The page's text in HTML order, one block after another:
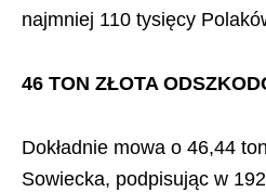
najmniej 110 tysięcy
46 TON ZŁOTA
Dokładnie mowa o 46,44
Sowiecka, podpisując w